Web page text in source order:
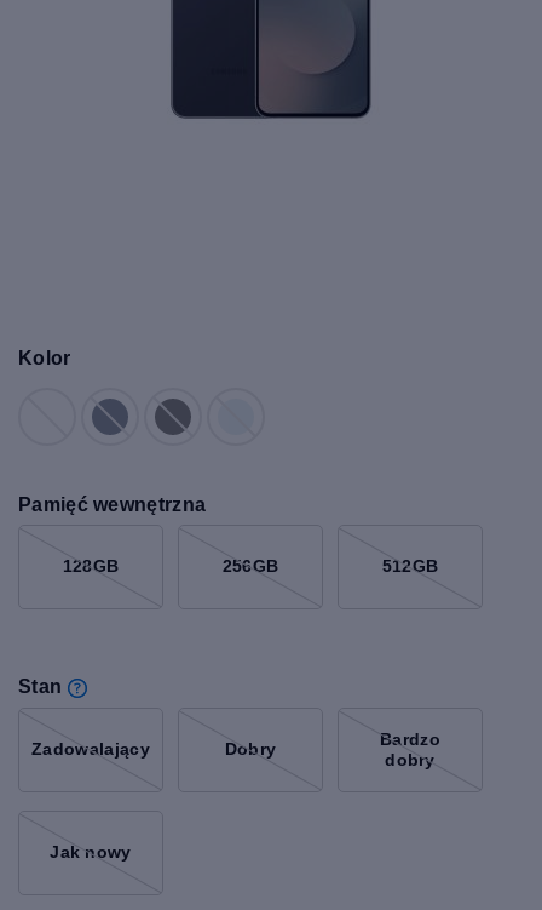
Kolor
Pamięć wewnętrzna
128GB 256GB 512GB
Stan
Zadowalający Dobry
Bardzo
dobry
Jak nowy